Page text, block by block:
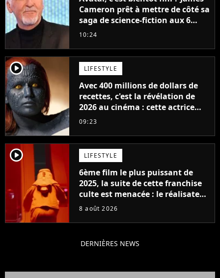
Cameron prêt à mettre de côté sa
saga de science-fiction aux 6
milliards de recettes
10:24
player2 LIFESTYLE
Avec 400 millions de dollars de
recettes, c'est la révélation de
2026 au cinéma : cette actrice
adorée prête à remplacer
09:23
player2 LIFESTYLE
6ème film le plus puissant de
2025, la suite de cette franchise
culte est menacée : le réalisateur
claque la porte pour "différends
8 août 2026
DERNIÈRES NEWS